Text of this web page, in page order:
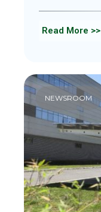
Read More >>
NEWSROOM